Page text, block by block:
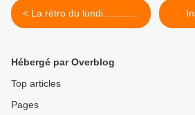
< La rétro du lundi.............
Hébergé par Overblog
Top articles
Pages